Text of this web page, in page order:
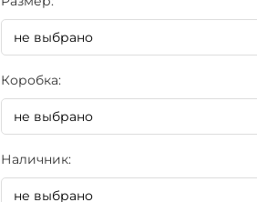
Коробка:
Наличник: